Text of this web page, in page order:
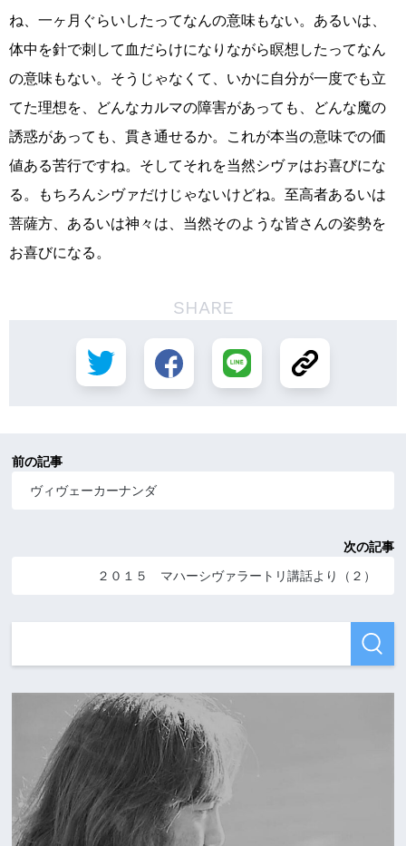
ね、一ヶ月ぐらいしたってなんの意味もない。あるいは、
体中を針で刺して血だらけになりながら瞑想したってなん
の意味もない。そうじゃなくて、いかに自分が一度でも立
てた理想を、どんなカルマの障害があっても、どんな魔の
誘惑があっても、貫き通せるか。これが本当の意味での価
値ある苦行ですね。そしてそれを当然シヴァはお喜びにな
る。もちろんシヴァだけじゃないけどね。至高者あるいは
菩薩方、あるいは神々は、当然そのような皆さんの姿勢を
お喜びになる。
SHARE
前の記事
ヴィヴェーカーナンダ
次の記事
２０１５ マハーシヴァラートリ講話より（２）